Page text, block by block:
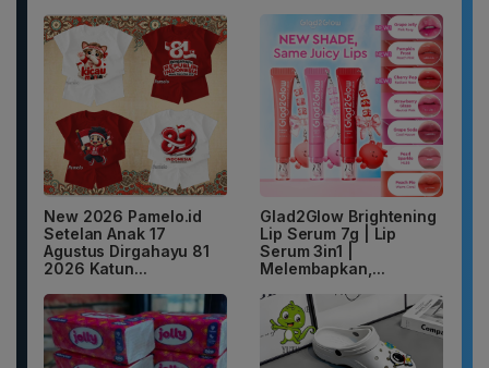
New 2026 Pamelo.id
Setelan Anak 17
Agustus Dirgahayu 81
2026 Katun...
Glad2Glow Brightening
Lip Serum 7g | Lip
Serum 3in1 |
Melembapkan,...